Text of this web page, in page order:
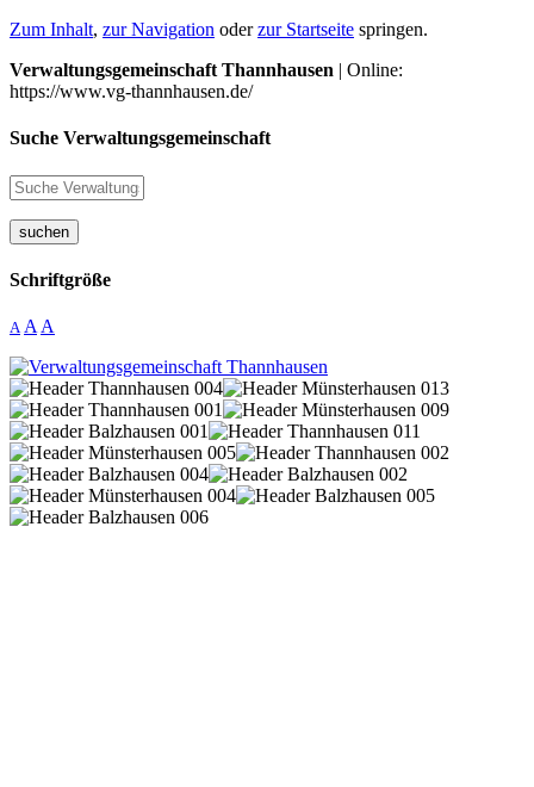
Zum Inhalt, zur Navigation oderzur Startseite springen.
Verwaltungsgemeinschaft Thannhausen | Online:
https://www.vg-thannhausen.de/
Suche Verwaltungsgemeinschaft
suchen
Schriftgröße
A A A